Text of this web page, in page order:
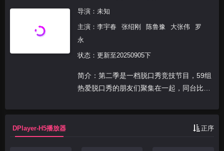
导演：未知
主演： 李宇春 张绍刚 陈鲁豫 大张伟
罗
永
状态：更新至20250905下
简介：第二季是一档脱口秀竞技节目，59组
热爱脱口秀的朋友们聚集在一起，同台比
应对生活挑战，用自己的真实人生经历作为
鲜活样本，让观众们找到生活参照，获得力
DPlayer-H5播放器 正序